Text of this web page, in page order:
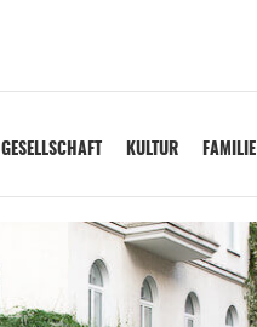
GESELLSCHAFT KULTUR FAMILIE